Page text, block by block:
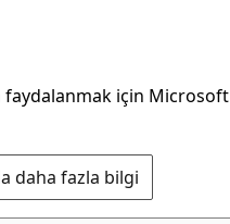
için Microsoft
daha fazla bilgi